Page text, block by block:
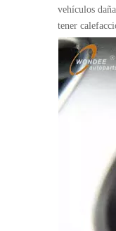
vehículos
tener